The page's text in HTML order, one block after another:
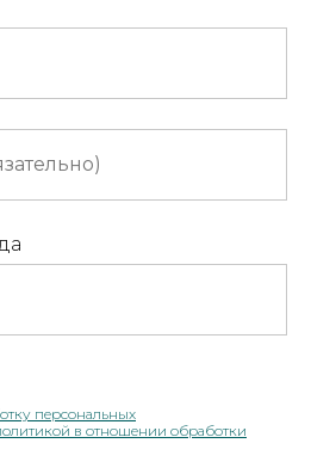
персональных
икой в отношении обработки